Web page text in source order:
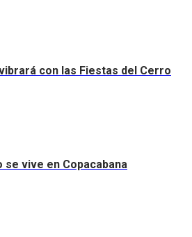
con las Fiestas del Cerro
se vive en Copacabana